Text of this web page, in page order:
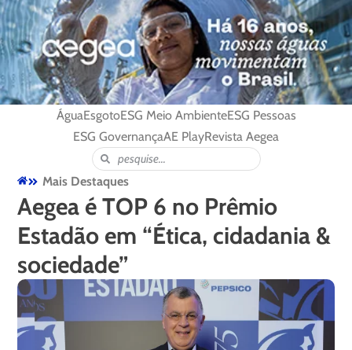
ÁguaEsgotoESG Meio AmbienteESG Pessoas
ESG GovernançaAE PlayRevista Aegea
Mais Destaques
Aegea é TOP 6 no Prêmio
Estadão em “Ética, cidadania &
sociedade”